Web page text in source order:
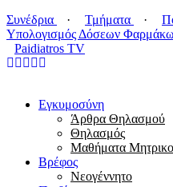
Συνέδρια
· Τμήματα ·
Υπολογισμός Δόσεων
Paidiatros TV
Εγκυμοσύνη
Άρθρα Θηλασμού
Θηλασμός
Μαθήματα
Βρέφος
Νεογέννητο